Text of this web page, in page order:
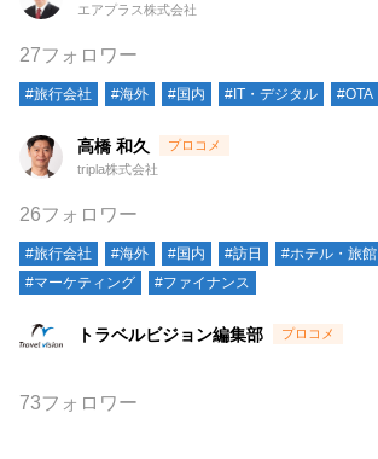
エアプラス株式会社
27フォロワー
#旅行会社 #海外 #国内 #IT・デジタル #OTA
高橋 和久
tripla株式会社
26フォロワー
#旅行会社 #海外 #国内 #訪日 #ホテル・旅館
#マーケティング
#ファイナンス
トラベルビジョン編集部
73フォロワー